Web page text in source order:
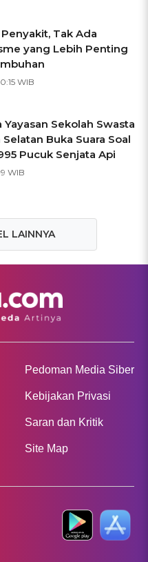
Tak Ada
yang Lebih Penting
WIB
Yayasan Sekolah Swasta
Buka Suara Soal
Pucuk Senjata Api
WIB
LAINNYA
Pedoman Media Siber
Kebijakan Privasi
Saran dan Kritik
Site Map